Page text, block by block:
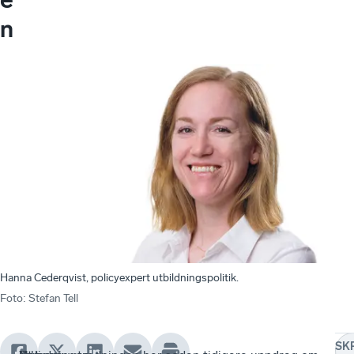
n
Hanna Cederqvist, policyexpert utbildningspolitik.
Foto: Stefan Tell